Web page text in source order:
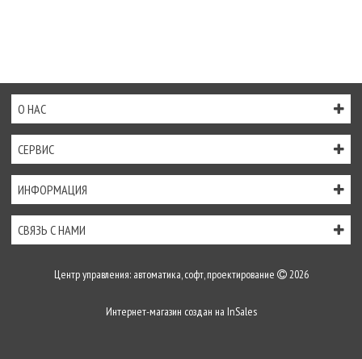
О НАС
СЕРВИС
ИНФОРМАЦИЯ
СВЯЗЬ С НАМИ
Центр управления: автоматика, софт, проектирование 2026
Интернет-магазин создан на InSales